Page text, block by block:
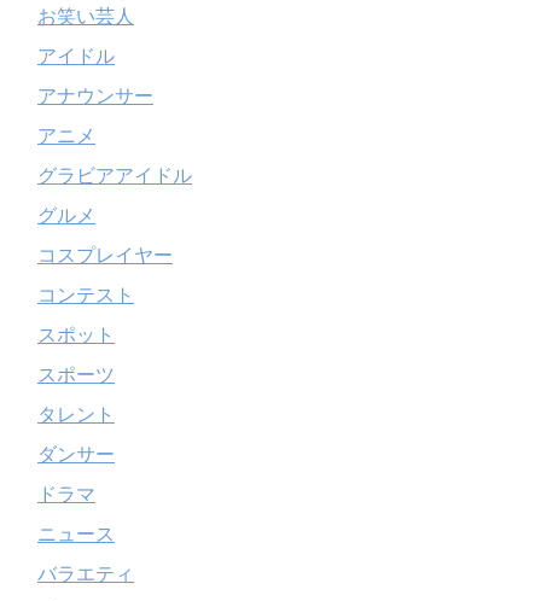
お笑い芸人
アイドル
アナウンサー
アニメ
グラビアアイドル
グルメ
コスプレイヤー
コンテスト
スポット
スポーツ
タレント
ダンサー
ドラマ
ニュース
バラエティ